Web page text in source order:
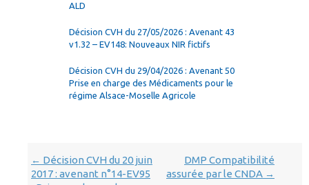
ALD
Décision CVH du 27/05/2026 : Avenant 43
v1.32 – EV148: Nouveaux NIR fictifs
Décision CVH du 29/04/2026 : Avenant 50
Prise en charge des Médicaments pour le
régime Alsace-Moselle Agricole
Navigation
dans
← Décision CVH du 20 juin
2017 : avenant n°14-EV95
DMP Compatibilité
assurée par le CNDA →